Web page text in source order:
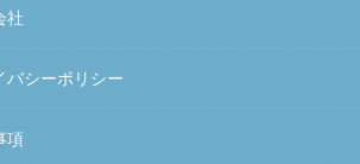
社
バシーポリシー
項